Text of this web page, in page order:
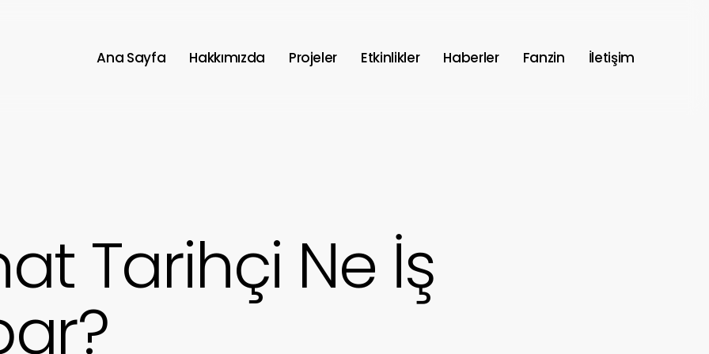
Ana Sayfa Hakkımızda Projeler Etkinlikler Haberler Fanzin İletişim
Tarihçi Ne İş